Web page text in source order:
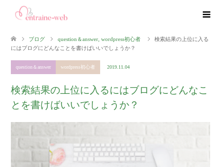
ブログ question＆answer wordpress初心者
検索結果の上位に入る
にはブログにどんなことを書けばいいでしょうか？
question＆answer wordpress初心者 2019.11.04
検索結果の上位に入るにはブログにどんなこ
とを書けばいいでしょうか？